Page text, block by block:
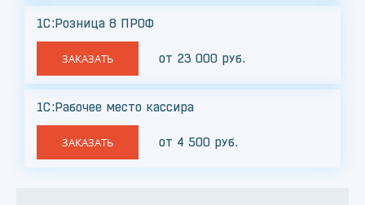
1С:Розница 8 ПРОФ
от 23 000 руб.
ЗАКАЗАТЬ
1С:Рабочее место кассира
от 4 500 руб.
ЗАКАЗАТЬ